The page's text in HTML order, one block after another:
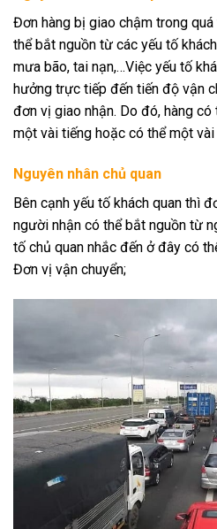
Đơn hàng bị giao chậm trong quá
thể bắt nguồn từ các yếu tố
mưa bão, tai nạn,…Việc yếu tố
hưởng trực tiếp đến tiến độ vận
đơn vị giao nhận. Do đó, hàng
một vài tiếng hoặc có thể một vài
Nguyên nhân chủ quan
Bên cạnh yếu tố khách quan thì
người nhận có thể bắt nguồn từ
tố chủ quan nhắc đến ở đây có
Đơn vị vận chuyển;